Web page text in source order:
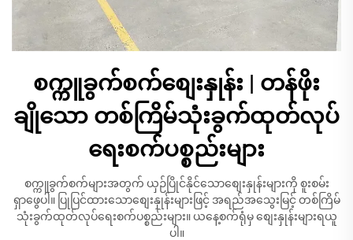
စက္ကူခွက်စက်စျေးနှုန်း | တန်ဖိုး
ချိုသော တစ်ကြိမ်သုံးခွက်ထုတ်လုပ်
ရေးစက်ပစ္စည်းများ
စက္ကူခွက်စက်များအတွက် ယှဉ်ပြိုင်နိုင်သောစျေးနှုန်းများကို စူးစမ်း
ရှာဖွေပါ။ ပြုပြင်ထားသောစျေးနှုန်းများဖြင့် အရည်အသွေးမြင့် တစ်ကြိမ်
သုံးခွက်ထုတ်လုပ်ရေးစက်ပစ္စည်းများ။ ယနေ့စက်ရုံမှ စျေးနှုန်းများရယူ
ပါ။